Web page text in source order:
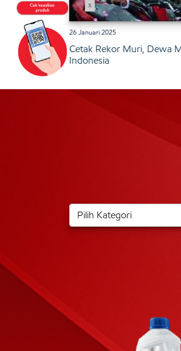
26 Januari 2025
Cetak Rekor Muri, Dewa
Indonesia
x